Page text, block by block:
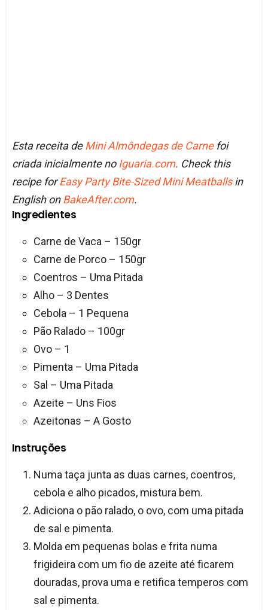
Esta receita deMini Almôndegas de Carnefoi
criada inicialmente no Iguaria.com. Check this
recipe forEasy Party Bite-Sized Mini Meatballsin
English onBakeAfter.com.
Ingredientes
Carne de Vaca – 150gr
Carne de Porco – 150gr
Coentros – Uma Pitada
Alho – 3 Dentes
Cebola – 1 Pequena
Pão Ralado – 100gr
Ovo – 1
Pimenta – Uma Pitada
Sal – Uma Pitada
Azeite – Uns Fios
Azeitonas – A Gosto
Instruções
Numa taça junta as duas carnes, coentros,
cebola e alho picados, mistura bem.
Adiciona o pão ralado, o ovo, com uma pitada
de sal e pimenta.
Molda em pequenas bolas e frita numa
frigideira com um fio de azeite até ficarem
douradas, prova uma e retifica temperos com
sal e pimenta.